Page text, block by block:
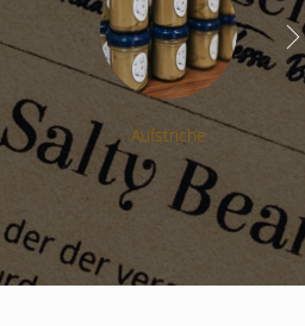
Aufstriche